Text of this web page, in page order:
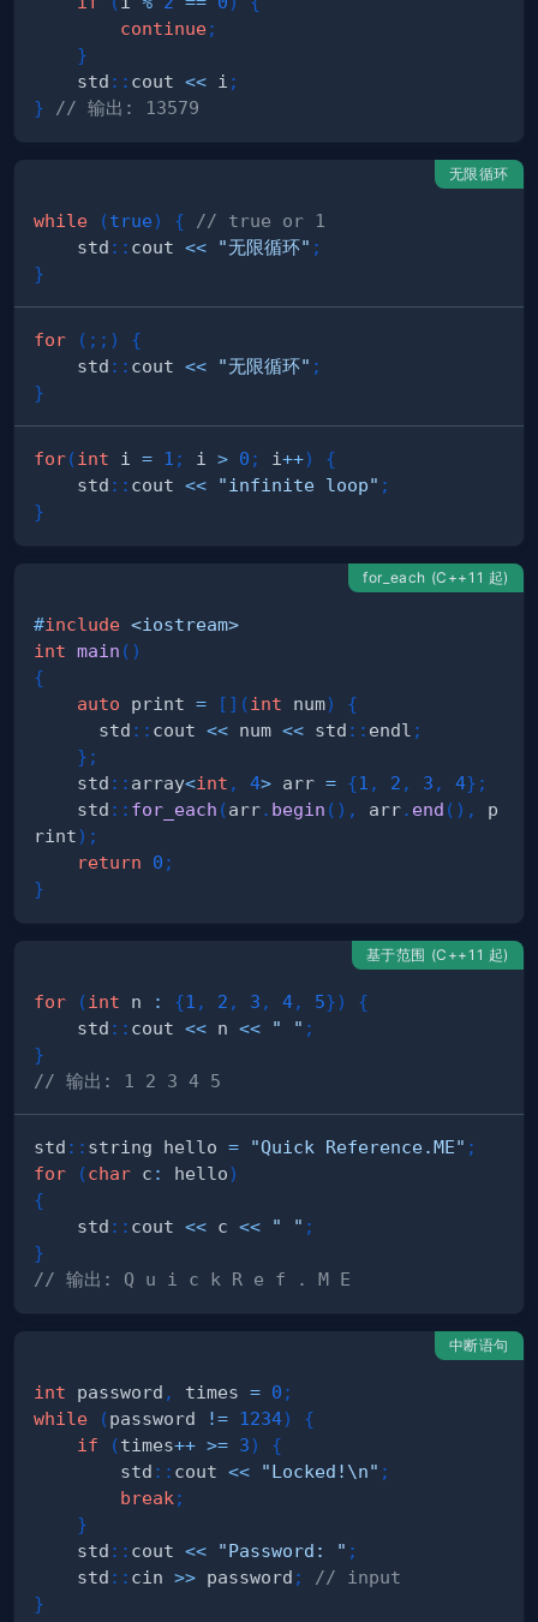
continue;
}
    std
:: cout << i ;
}
// 输出: 13579
无限循环
while (true) {
// true or 1
    std
:: cout << "无限循环" ;
}
for ( ; ; )
{
    std
:: cout << "无限循环" ;
}
for(int i = 1 ; i > 0 ; i++)
{
    std
:: cout << "infinite loop" ;
}
for_each (C++11 起)
#include <iostream>
int main ( )
{
auto print = [ ] (int num)
{
      std
:: cout << num << std :: endl ;
} ;
    std
:: array<int , 4> arr = {1 , 2 , 3 , 4} ;
    std
:: for_each (arr. begin ( ) , arr. end ( ) ,
p
rint) ;
return
0 ;
}
基于范围 (C++11 起)
for (int n : {1 , 2 , 3 , 4, 5})
{
    std
:: cout << n << " " ;
}
// 输出: 1 2 3 4 5
std :: string hello = "Quick Reference.ME" ;
for
(char c : hello)
{
    std
:: cout << c << " " ;
}
// 输出: Q u i c k R e f . M E
中断语句
int password , times = 0 ;
while
(password != 1234)
{
if
(times++ >= 3)
{
        std
:: cout << "Locked!\n" ;
break ;
}
    std
:: cout << "Password: " ;
    std
:: cin >> password ;
// input
}